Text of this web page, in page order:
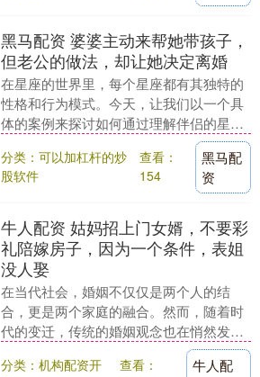
黑马配资 婆婆主动来帮她带孩子，
但老公的做法，却让她决定离婚
在星座的世界里，每个星座都有其独特的
性格和行为模式。今天，让我们以一个具
体的案例来探讨如何通过理解伴侣的星座
特性，来更好地处理家庭关系中的冲突。
首先，我们来看....
分类：可以加杠杆的炒
股软件
查看：
154
黑马配
资
牛人配资 姑妈招上门女婿，不要彩
礼陪嫁房子，因为一个条件，表姐
没人娶
在当代社会，婚姻不仅仅是两个人的结
合，更是两个家庭的融合。然而，随着时
代的变迁，传统的婚姻观念也在悄然发生
着变化。今天，我们就来探讨一下，当一
个家庭为了招上门女....
分类：机构配资开
查看：
牛人配